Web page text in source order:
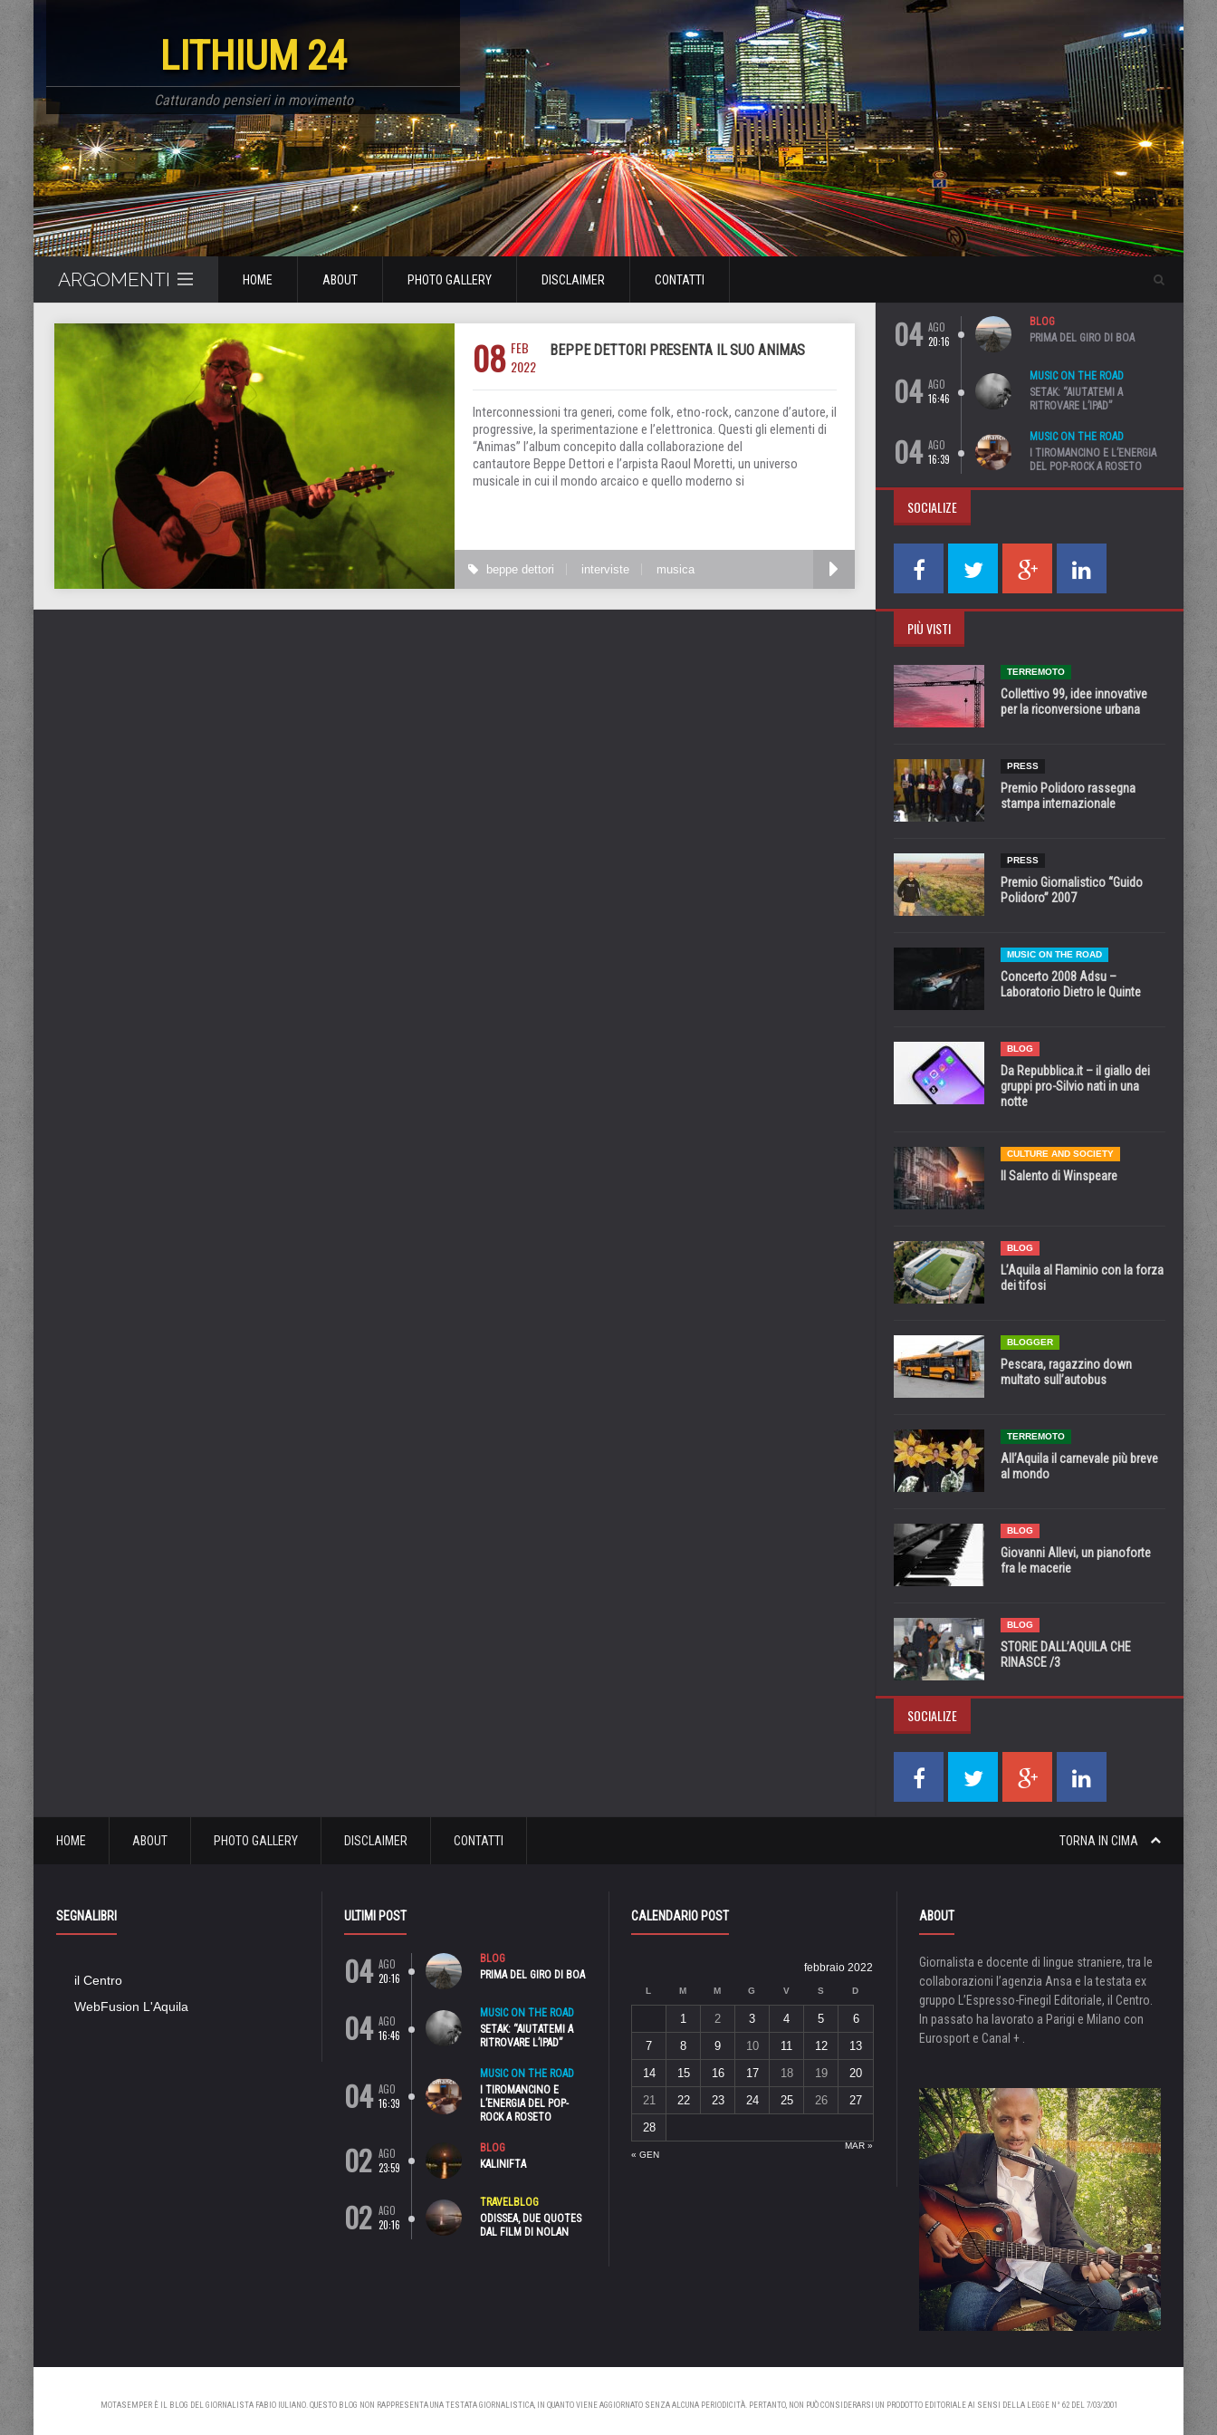
LITHIUM 24
Catturando pensieri in movimento
ARGOMENTI HOME ABOUT PHOTO GALLERY DISCLAIMER CONTATTI
08 FEB
2022
BEPPE DETTORI PRESENTA IL SUO ANIMAS
Interconnessioni tra generi, come folk, etno-rock, canzone d’autore, il
progressive, la sperimentazione e l’elettronica. Questi gli elementi di
“Animas” l’album concepito dalla collaborazione del
cantautore Beppe Dettori e l’arpista Raoul Moretti, un universo
musicale in cui il mondo arcaico e quello moderno si
beppe dettori interviste musica
04 AGO
20:16
BLOG
PRIMA DEL GIRO DI BOA
04 AGO
16:46
MUSIC ON THE ROAD
SETAK: “AIUTATEMI A
RITROVARE L’IPAD”
04 AGO
16:39
MUSIC ON THE ROAD
I TIROMANCINO E L’ENERGIA
DEL POP-ROCK A ROSETO
SOCIALIZE
PIÙ VISTI
TERREMOTO
Collettivo 99, idee innovative
per la riconversione urbana
PRESS
Premio Polidoro rassegna
stampa internazionale
PRESS
Premio Giornalistico “Guido
Polidoro” 2007
MUSIC ON THE ROAD
Concerto 2008 Adsu –
Laboratorio Dietro le Quinte
BLOG
Da Repubblica.it – il giallo dei
gruppi pro-Silvio nati in una
notte
CULTURE AND SOCIETY
Il Salento di Winspeare
BLOG
L’Aquila al Flaminio con la forza
dei tifosi
BLOGGER
Pescara, ragazzino down
multato sull’autobus
TERREMOTO
All’Aquila il carnevale più breve
al mondo
BLOG
Giovanni Allevi, un pianoforte
fra le macerie
BLOG
STORIE DALL’AQUILA CHE
RINASCE /3
SOCIALIZE
TORNA IN CIMA
HOME ABOUT PHOTO GALLERY DISCLAIMER CONTATTI
SEGNALIBRI
il Centro
WebFusion L'Aquila
ULTIMI POST
04 AGO
20:16
BLOG
PRIMA DEL GIRO DI BOA
04 AGO
16:46
MUSIC ON THE ROAD
SETAK: “AIUTATEMI A
RITROVARE L’IPAD”
04 AGO
16:39
MUSIC ON THE ROAD
I TIROMANCINO E
L’ENERGIA DEL POP-
ROCK A ROSETO
02 AGO
23:59
BLOG
KALINIFTA
02 AGO
20:16
TRAVELBLOG
ODISSEA, DUE QUOTES
DAL FILM DI NOLAN
CALENDARIO POST
febbraio 2022
L M M G V S D
« GEN
MAR »
1 2 3 4 5
6
7
8 9 10 11 12
13
14
15 16 17 18 19
20
21
22 23 24 25 26
27
28
ABOUT
Giornalista e docente di lingue straniere, tra le
collaborazioni l’agenzia Ansa e la testata ex
gruppo L’Espresso-Finegil Editoriale, il Centro.
In passato ha lavorato a Parigi e Milano con
Eurosport e Canal + .
MOTASEMPER È IL BLOG DEL GIORNALISTA FABIO IULIANO. QUESTO BLOG NON RAPPRESENTA UNA TESTATA GIORNALISTICA, IN QUANTO VIENE AGGIORNATO SENZA ALCUNA PERIODICITÀ. PERTANTO, NON PUÒ CONSIDERARSI UN PRODOTTO EDITORIALE AI SENSI DELLA LEGGE N° 62 DEL 7/03/2001